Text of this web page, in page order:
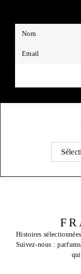
Nom
Email
Catégories
Histoires
Suivez-nous :